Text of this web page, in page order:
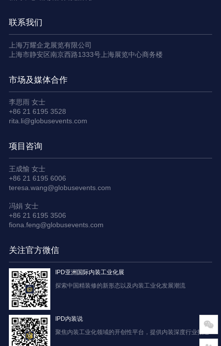
联系我们
上海万耀企龙展览有限公司
上海市静安区南京西路1333号上海展览中心商务楼
市场及媒体合作
李思雨 女士
+86 21 6195 3528
rita.li@globusevents.com
项目咨询
王成愉 女士
+86 21 6195 6006
teresa.wang@globusevents.com
冯娟 女士
+86 21 6195 3506
fiona.feng@globusevents.com
关注官方微信
IPD亚洲国际内装工业化展
探索中国精装修的新形态以及内装工业化发展潮流
IPD内装说
聚焦内装工业化领域的开创性平台，提供内装深度行业报道